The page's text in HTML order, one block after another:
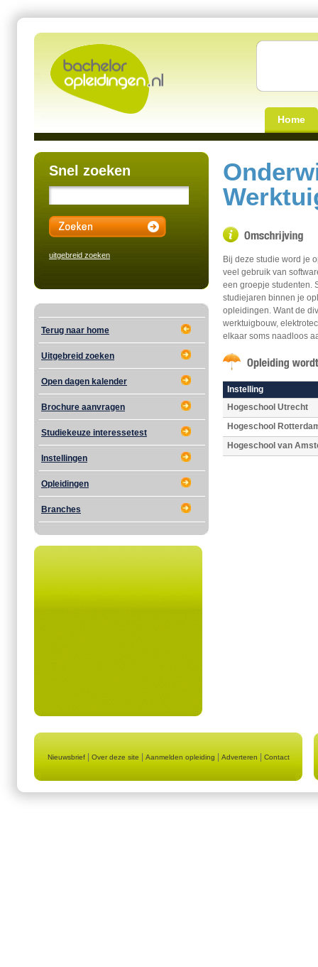
Home
Snel zoeken
uitgebreid zoeken
Terug naar home
Uitgebreid zoeken
Open dagen kalender
Brochure aanvragen
Studiekeuze interessetest
Instellingen
Opleidingen
Branches
Bij deze studie word je
veel gebruik van
een groepje studenten.
studiejaren binnen je
opleidingen. Want de
werktuigbouw,
elkaar soms naadloos
Instelling
Hogeschool Utrecht
Hogeschool
Hogeschool van
Nieuwsbrief| Over deze site Aanmelden opleiding Adverteren Contact